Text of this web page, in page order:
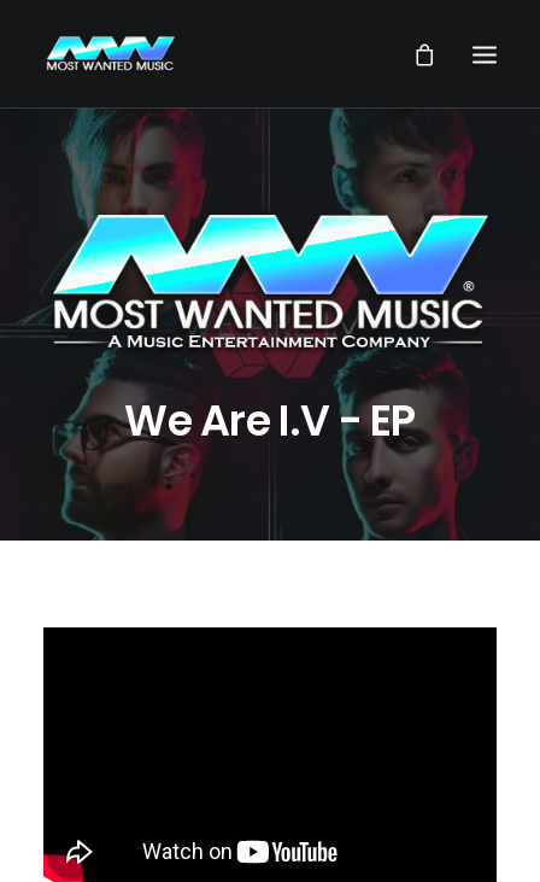
NEWS
ARTISTES
MUSIQUES
VIDEOS
SERVICES
STORE
NOTRE GROUPE
We Are I.V - EP